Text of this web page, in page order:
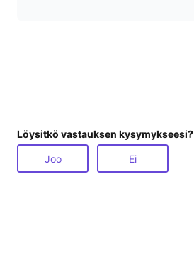
Löysitkö vastauksen kysymykseesi?
Joo Ei